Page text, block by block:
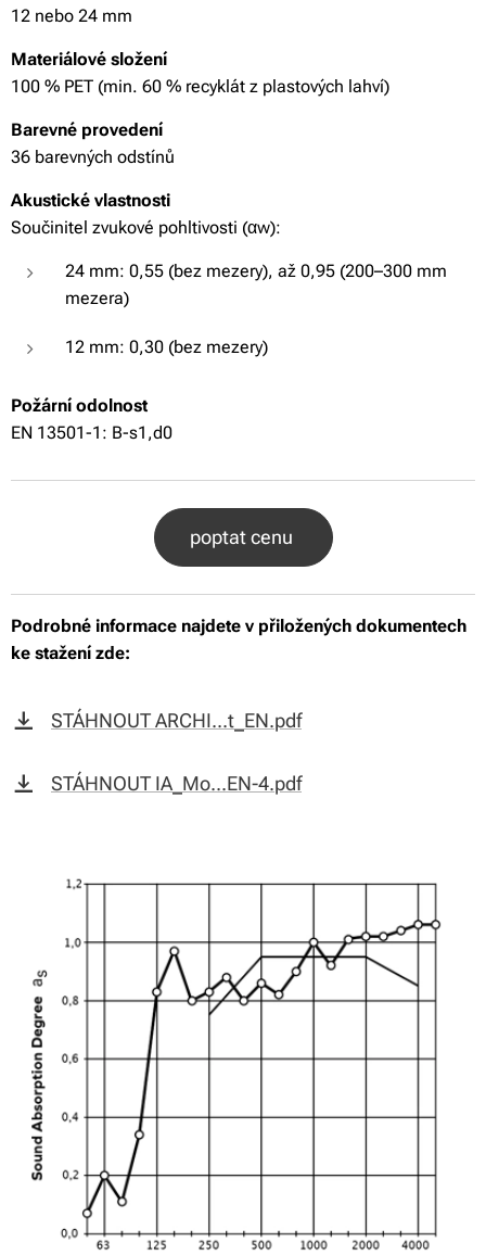
12 nebo 24 mm
Materiálové složení
100 % PET (min. 60 % recyklát z plastových lahví)
Barevné provedení
36 barevných odstínů
Akustické vlastnosti
Součinitel zvukové pohltivosti (αw):
24 mm: 0,55 (bez mezery), až 0,95 (200–300 mm
mezera)
12 mm: 0,30 (bez mezery)
Požární odolnost
EN 13501-1: B-s1,d0
poptat cenu
Podrobné informace najdete v přiložených dokumentech
ke stažení zde:
STÁHNOUT ARCHI...t_EN.pdf
STÁHNOUT IA_Mo...EN-4.pdf